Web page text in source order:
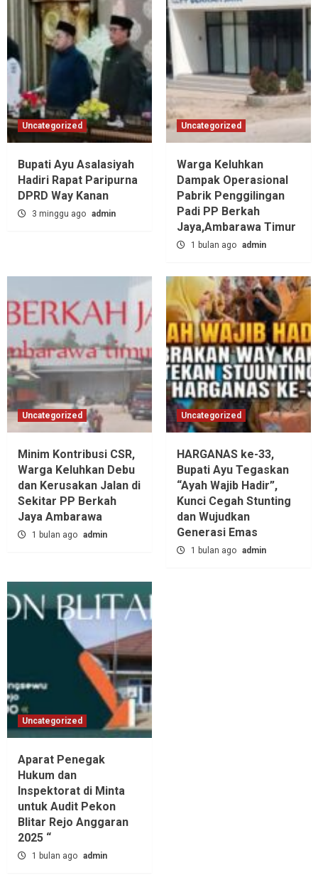
Uncategorized
Bupati Ayu Asalasiyah
Hadiri Rapat Paripurna
DPRD Way Kanan
3 minggu ago admin
Uncategorized
Warga Keluhkan
Dampak Operasional
Pabrik Penggilingan
Padi PP Berkah
Jaya,‎Ambarawa Timur
1 bulan ago admin
Uncategorized
Minim Kontribusi CSR,
Warga Keluhkan Debu
dan Kerusakan Jalan di
Sekitar PP Berkah
Jaya Ambarawa‎
1 bulan ago admin
Uncategorized
HARGANAS ke-33,
Bupati Ayu Tegaskan
“Ayah Wajib Hadir”,
Kunci Cegah Stunting
dan Wujudkan
Generasi Emas
1 bulan ago admin
Uncategorized
Aparat Penegak
Hukum dan
Inspektorat di Minta
untuk Audit Pekon
Blitar Rejo Anggaran
2025 “
1 bulan ago admin